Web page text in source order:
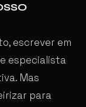
escrever em
especialista
Mas
para